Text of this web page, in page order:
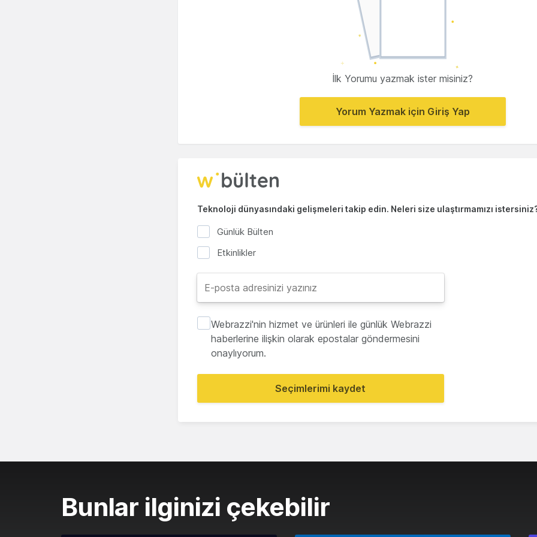
İlk Yorumu yazmak ister misiniz?
Yorum Yazmak için Giriş Yap
Teknoloji dünyasındaki gelişmeleri takip edin. Neleri size ulaştırmamızı
Günlük Bülten
Etkinlikler
Webrazzi'nin hizmet ve ürünleri ile günlük Webrazzi
haberlerine ilişkin olarak epostalar göndermesini
onaylıyorum.
Seçimlerimi kaydet
Bunlar ilginizi çekebilir